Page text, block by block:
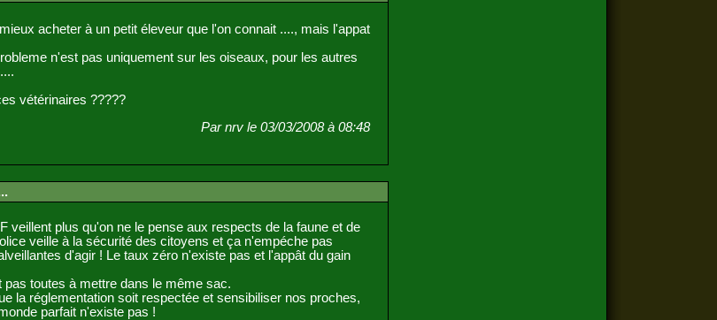
acheter à un petit éleveur que l'on connait ...., mais l'appat
n'est pas uniquement sur les oiseaux, pour les autres
vétérinaires ?????
Par nrv le 03/03/2008 à 08:48
plus qu'on ne le pense aux respects de la faune et de
veille à la sécurité des citoyens et ça n'empéche pas
d'agir ! Le taux zéro n'existe pas et l'appât du gain
pas toutes à mettre dans le même sac.
la réglementation soit respectée et sensibiliser nos proches,
parfait n'existe pas !